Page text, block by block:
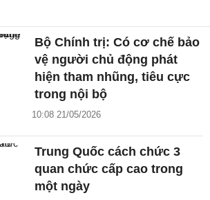
Bộ Chính trị: Có cơ chế bảo
vệ người chủ động phát
hiện tham nhũng, tiêu cực
trong nội bộ
10:08 21/05/2026
Trung Quốc cách chức 3
quan chức cấp cao trong
một ngày